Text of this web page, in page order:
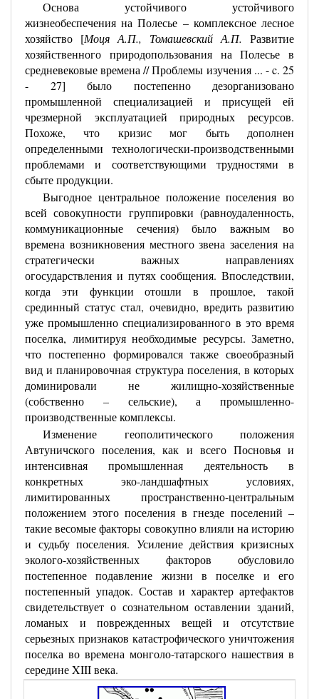
Основа устойчивого устойчивого
жизнеобеспечения на Полесье – комплексное лесное
хозяйство [Моця А.П., Томашевский А.П. Развитие
хозяйственного природопользования на Полесье в
средневековые времена // Проблемы изучения ... - c. 25
- 27] было постепенно дезорганизовано
промышленной специализацией и присущей ей
чрезмерной эксплуатацией природных ресурсов.
Похоже, что кризис мог быть дополнен
определенными технологически-производственными
проблемами и соответствующими трудностями в
сбыте продукции.
Выгодное центральное положение поселения во
всей совокупности группировки (равноудаленность,
коммуникационные сечения) было важным во
времена возникновения местного звена заселения на
стратегически важных направлениях
огосударствления и путях сообщения. Впоследствии,
когда эти функции отошли в прошлое, такой
срединный статус стал, очевидно, вредить развитию
уже промышленно специализированного в это время
поселка, лимитируя необходимые ресурсы. Заметно,
что постепенно формировался также своеобразный
вид и планировочная структура поселения, в которых
доминировали не жилищно-хозяйственные
(собственно – сельские), а промышленно-
производственные комплексы.
Изменение геополитического положения
Автуничского поселения, как и всего Посновья и
интенсивная промышленная деятельность в
конкретных эко-ландшафтных условиях,
лимитированных пространственно-центральным
положением этого поселения в гнезде поселений –
такие весомые факторы совокупно влияли на историю
и судьбу поселения. Усиление действия кризисных
эколого-хозяйственных факторов обусловило
постепенное подавление жизни в поселке и его
постепенный упадок. Состав и характер артефактов
свидетельствует о сознательном оставлении зданий,
ломаных и поврежденных вещей и отсутствие
серьезных признаков катастрофического уничтожения
поселка во времена монголо-татарского нашествия в
середине XIII века.